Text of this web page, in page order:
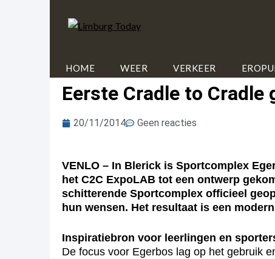
HOME WEER VERKEER
Eerste Cradle to
20/11/2014 Geen reacties
VENLO – In Blerick is Sportcomplex
het C2C ExpoLAB tot een ontwerp
schitterende Sportcomplex officieel
hun wensen. Het resultaat is een
Inspiratiebron voor leerlingen en
De focus voor Egerbos lag op het gebruik